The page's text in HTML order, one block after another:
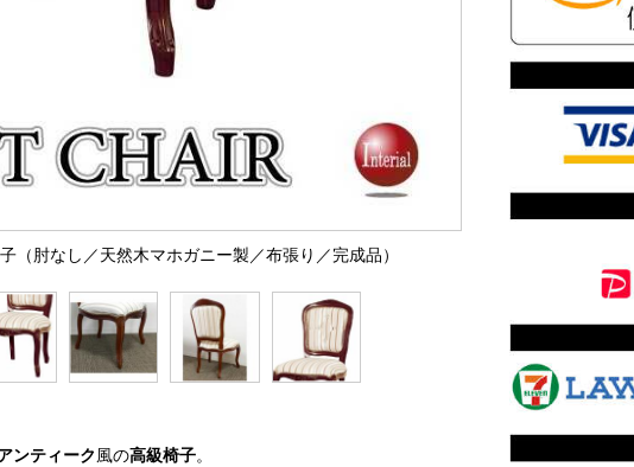
（肘なし／天然木マホガニー製／布張り／完成品）
ンティーク風の高級椅子。